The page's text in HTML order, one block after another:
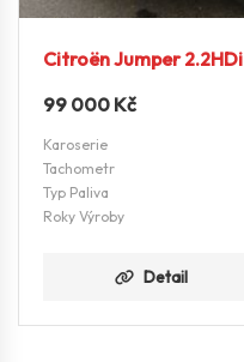
Citroën Jumper 2.2HDi
99 000 Kč
Karoserie
Tachometr
Typ Paliva
Roky Výroby
Detail